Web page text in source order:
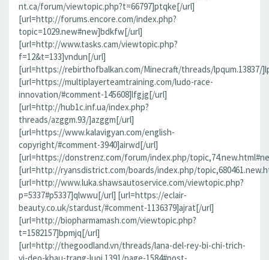
nt.ca/forum/viewtopic.php?t=66797]ptqke[/url]
[url=http://forums.encore.com/index.php?
topic=1029.new#new]bdkfw[/url]
[url=http://www.tasks.cam/viewtopic.php?
f=12&t=133]vndun[/url]
[url=https://rebirthofbalkan.com/Minecraft/threads/lpqum.13837/
[url=https://multiplayerteamtraining.com/ludo-race-
innovation/#comment-145608]lfgjg[/url]
[url=http://hub1c.inf.ua/index.php?
threads/azggm.93/]azggm[/url]
[url=https://www.kalavigyan.com/english-
copyright/#comment-3940]airwd[/url]
[url=https://donstrenz.com/forum/index.php/
[url=http://ryansdistrict.com/boards/index.php/
[url=http://www.luka.shawsautoservice.com/viewtopic.php?
p=5337#p5337]qlwwu[/url] [url=https://eclair-
beauty.co.uk/stardust/#comment-1136379]ajrat[/url]
[url=http://biopharmamash.com/viewtopic.php?
t=1582157]bpmjq[/url]
[url=http://thegoodland.vn/threads/lana-del-rey-bi-chi-trich-